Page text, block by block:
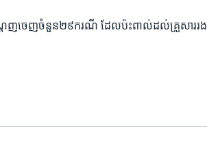
េញ​ចេញ​ចំនួន​២៩​ករណី​ ដែល​ប៉ះពាល់​ដល់​គ្រួសារ​រង​